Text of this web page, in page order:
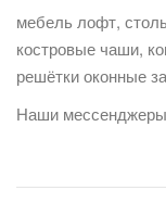
мебель лофт,
костровые чаши,
решётки оконные
Наши